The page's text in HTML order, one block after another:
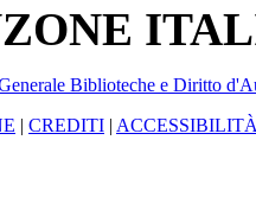
Biblioteche e Diritto
| CREDITI |